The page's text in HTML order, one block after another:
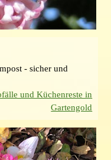
- sicher und
und Küchenreste in
Gartengold